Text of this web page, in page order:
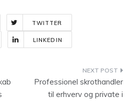
TWITTER
LINKEDIN
Professionel skrothandler
til erhverv og private i